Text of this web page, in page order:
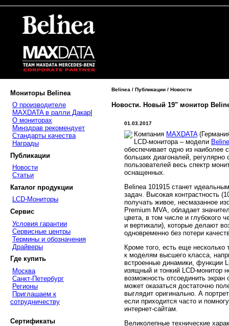
Мониторы Belinea
О производителе
MAXDATA в ралли Дакар
О мониторах
Минздрав рекомендует
Стандарты качества
Награды
Публикации
Новости
Статьи
Каталог продукции
LCD-Мониторы
Сервис
Условия гарантии
Сервисные центры
Термины и обозначения
Драйверы
Где купить
Москва
Санкт-Петербург
Регионы
Приглашаем к
сотрудничеству
Сертификаты
Belinea / Публикации / Новости
Новости. Новый 19" монитор
01.03.2017
Компания MAXDATA
LCD-монитора – модели
обеспечивает одно из наиболее
больших диагоналей,
пользователей весь спектр
оснащенных.
Belinea 101915 станет
задач. Высокая контрастность
получать живое, несмазанное
Premium MVA, обладает
цвета, в том числе и глубокого
и вертикали), которые делают
одновременно без потери
Кроме того, есть еще несколько
к моделям высшего класса,
встроенные динамики, функции
изящный и тонкий LCD-монитор
возможность отсоединить экран
может оказаться достаточно
выглядит оригинально. А
если приходится часто и
интернет-сайтам.
Великолепные технические